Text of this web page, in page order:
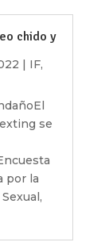
chido y
IF,
se
por la